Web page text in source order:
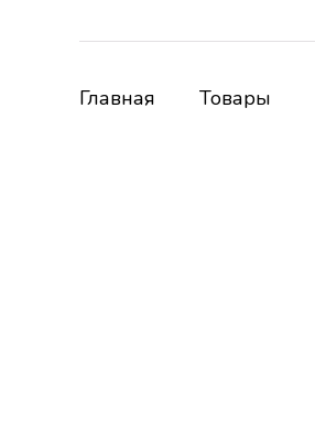
Главная Товары